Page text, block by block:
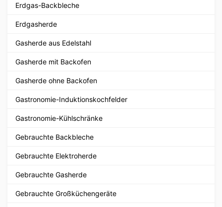
Erdgas-Backbleche
Erdgasherde
Gasherde aus Edelstahl
Gasherde mit Backofen
Gasherde ohne Backofen
Gastronomie-Induktionskochfelder
Gastronomie-Kühlschränke
Gebrauchte Backbleche
Gebrauchte Elektroherde
Gebrauchte Gasherde
Gebrauchte Großküchengeräte